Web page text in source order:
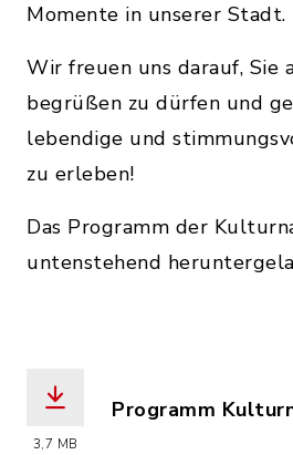
Momente in unserer Stadt.
Wir freuen uns darauf, Sie
begrüßen zu dürfen und
lebendige und
zu erleben!
Das Programm der
untenstehend
3,7 MB
Programm